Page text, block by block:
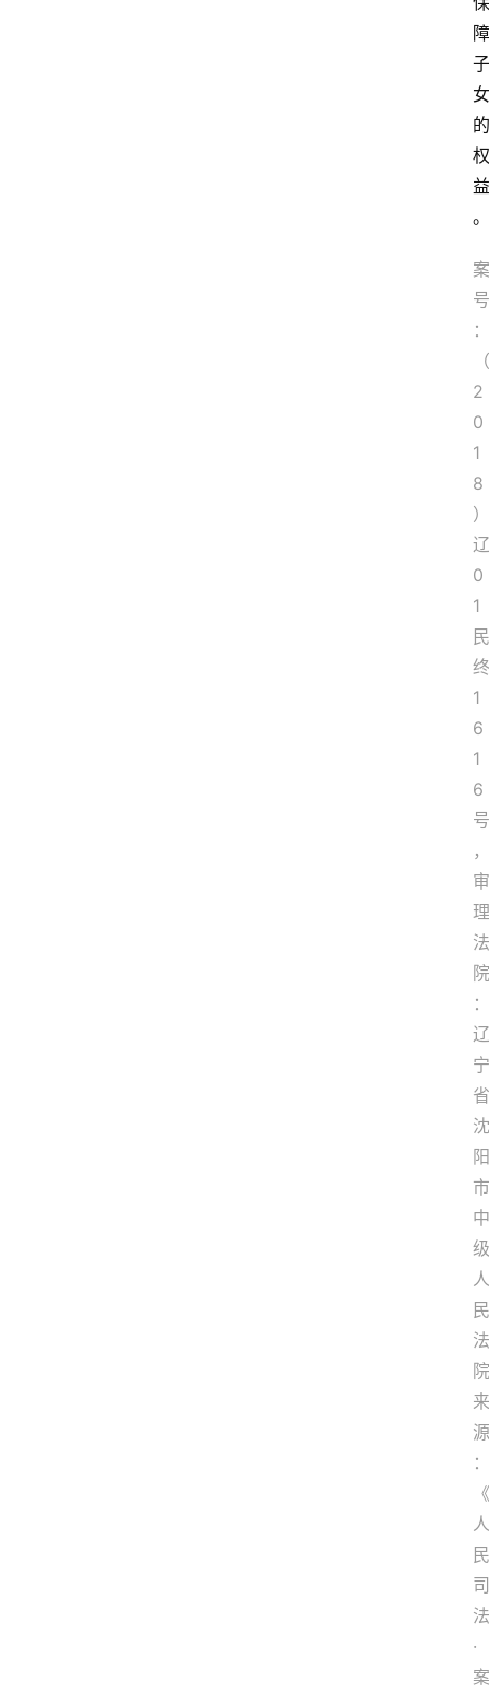
障
子
女
的
权
益
。
案
号
：
（
2
0
1
8
）
辽
0
1
民
终
1
6
1
6
号
，
审
理
法
院
：
辽
宁
省
沈
阳
市
中
级
人
民
法
院
来
源
：
《
人
民
司
法
·
案